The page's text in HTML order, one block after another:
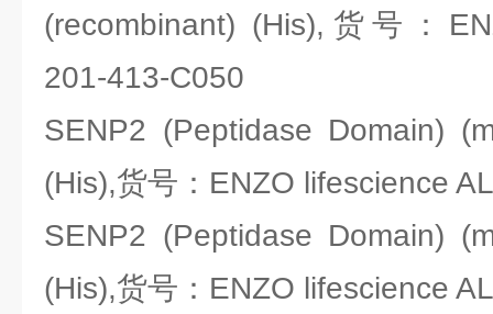
(recombinant) (His),货号：
201-413-C050
SENP2 (Peptidase Domain)
(His),货号：ENZO lifescience
SENP2 (Peptidase Domain)
(His),货号：ENZO lifescience